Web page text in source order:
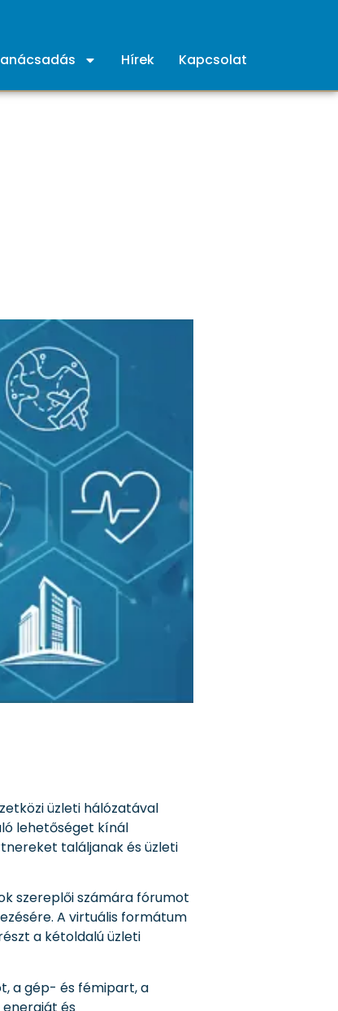
Hírek Kapcsolat
üzleti hálózatával
lehetőséget kínál
találjanak és üzleti
szereplői számára fórumot
A virtuális formátum
a kétoldalú üzleti
a gép- és fémipart, a
és